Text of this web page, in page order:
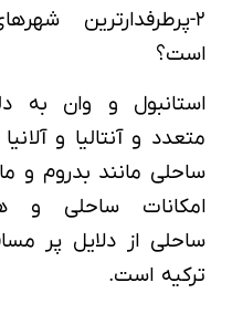
۲-پرطرفدارترین
است؟
استانبول و وان به
متعدد و آنتالیا و
ساحلی مانند بدروم و
امکانات ساحلی و
ساحلی از دلایل پر
ترکیه است.